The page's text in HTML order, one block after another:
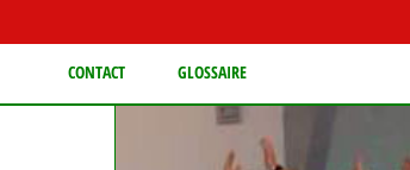
CONTACT GLOSSAIRE